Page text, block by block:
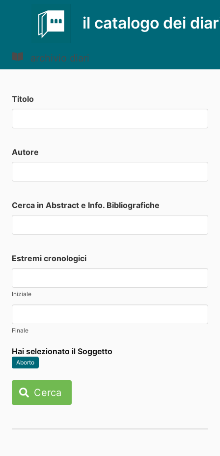
il catalogo dei
archivio diari
Titolo
Autore
Cerca in Abstract e Info. Bibliografiche
Estremi cronologici
Iniziale
Finale
Hai selezionato il Soggetto
Aborto
Cerca